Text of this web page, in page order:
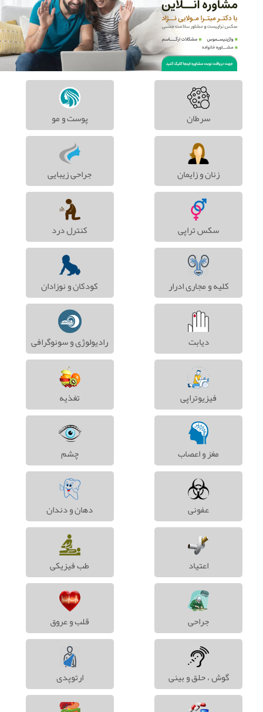
سرطان پوست و مو
زنان و زایمان جراحی زیبایی
سکس تراپی کنترل درد
کلیه و مجاری ادرار کودکان و نوزادان
دیابت رادیولوژی و سونوگرافی
فیزیوتراپی تغذیه
مغز و اعصاب چشم
عفونی دهان و دندان
اعتیاد طب فیزیکی
جراحی قلب و عروق
گوش ، حلق و بینی ارتوپدی